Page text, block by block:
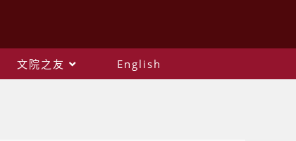
文院之友 English